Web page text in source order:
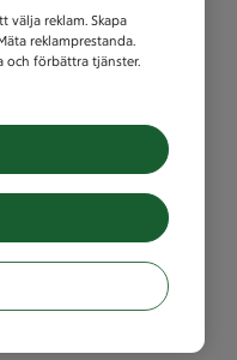
välja reklam. Skapa
reklamprestanda.
och förbättra tjänster.